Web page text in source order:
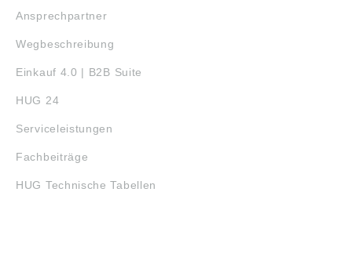
Ansprechpartner
Wegbeschreibung
Einkauf 4.0 | B2B Suite
HUG 24
Serviceleistungen
Fachbeiträge
HUG Technische Tabellen